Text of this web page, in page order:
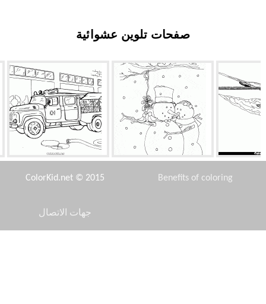
صفحات تلوين عشوائية
سيارة إنقاذ حديثة اثنين من رجال الثلج ضخمة
ColorKid.net © 2015 Benefits of coloring
جهات الاتصال